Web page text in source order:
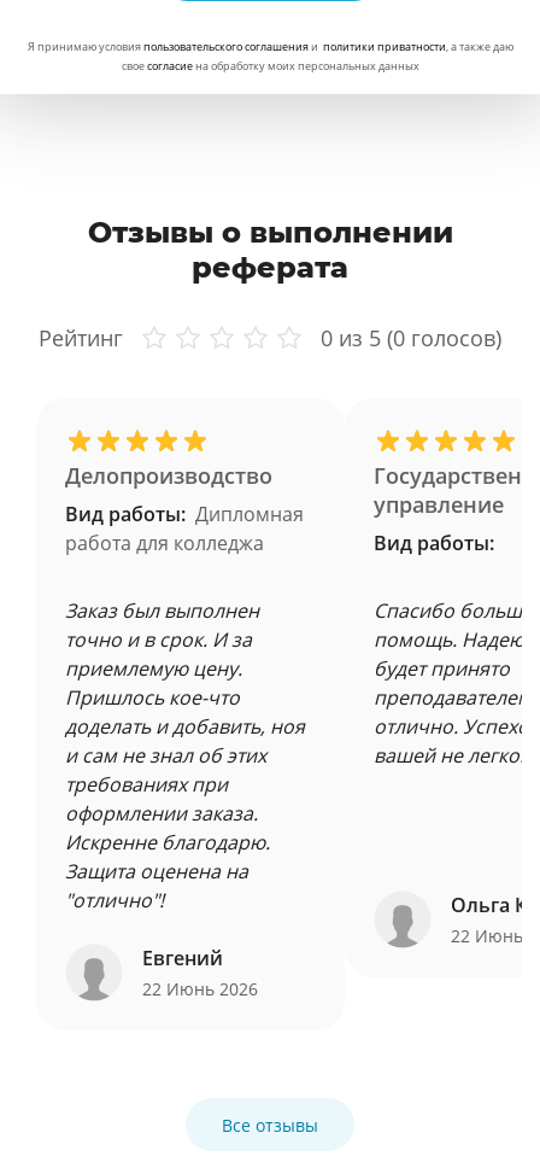
Я принимаю условияпользовательского соглашенияи политики приватности, а также даю
своесогласиена обработку моих персональных данных
Отзывы о выполнении
реферата
Рейтинг 0 из 5 (0 голосов)
Делопроизводство
Вид работы: Дипломная
работа для колледжа
Заказ был выполнен
точно и в срок. И за
приемлемую цену.
Пришлось кое-что
доделать и добавить, ноя
и сам не знал об этих
требованиях при
оформлении заказа.
Искренне благодарю.
Защита оценена на
"отлично"!
Евгений
22 Июнь 2026
управление
Вид работы:
Спасибо
помощь.
будет принято
преподавателем
отлично.
вашей не легкой
Ольга
22 Июнь
Все отзывы